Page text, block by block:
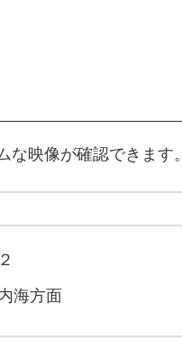
映像が確認できます。
海方面